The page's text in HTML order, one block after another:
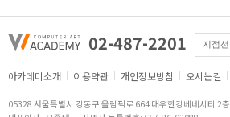
02-487-2201
아카데미소개 이용약관 개인정보방침 오시는길
05328 서울특별시 강동구 올림픽로 664 대우한강베네시티 2층